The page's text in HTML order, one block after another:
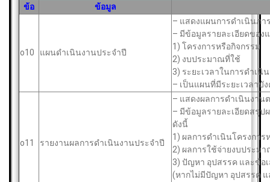
ข้อ
ข้อมูล
o10 แผนดำเนินงานประจำปี
– แสดงแผนการดำเนินภา
– มีข้อมูลรายละเอียดของ
1) โครงการหรือกิจกรรม
2) งบประมาณที่ใช้
3) ระยะเวลาในการดำเนิ
– เป็นแผนที่มีระยะเวลา
o11 รายงานผลการดำเนินงานประจำปี
– แสดงผลการดำเนินงา
– มีข้อมูลรายละเอียดสรุป
ดังนี้
1) ผลการดำเนินโครงการ
2) ผลการใช้จ่ายงบประม
3) ปัญหา อุปสรรค และข้อ
(หากไม่มีปัญหา อุปสรรค